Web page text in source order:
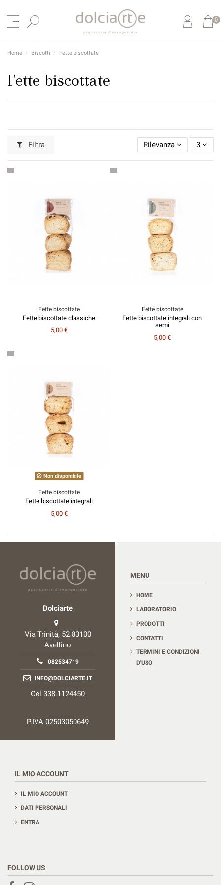
0
Home Biscotti Fette biscottate
Fette biscottate
Filtra Rilevanza 3
Fette biscottate
Fette biscottate classiche
5,00 €
Fette biscottate
Fette biscottate integrali con
semi
5,00 €
Non disponibile
Fette biscottate
Fette biscottate integrali
5,00 €
Contact us
Dolciarte
Via Trinità, 52 83100
Avellino
082534719
INFO@DOLCIARTE.IT
Cel 338.1124450
P.IVA 02503050649
MENU
HOME
LABORATORIO
PRODOTTI
CONTATTI
TERMINI E CONDIZIONI
D'USO
IL MIO ACCOUNT
IL MIO ACCOUNT
DATI PERSONALI
ENTRA
FOLLOW US